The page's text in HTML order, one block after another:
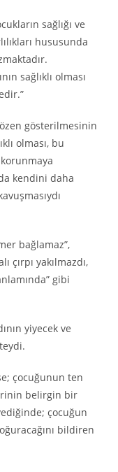
sağlığı ve
hususunda
sağlıklı olması
gösterilmesinin
olması, bu
kendini daha
bağlamaz”,
çırpı yakılmazdı,
gibi
yiyecek ve
çocuğunun ten
belirgin bir
çocuğun
bildiren